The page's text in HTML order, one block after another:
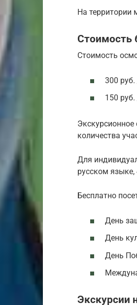
На территории
Стоимость
Стоимость
300
150
Экскурсионное
количества
Для
русском
Бесплатно
День
День
День
Экскурсии